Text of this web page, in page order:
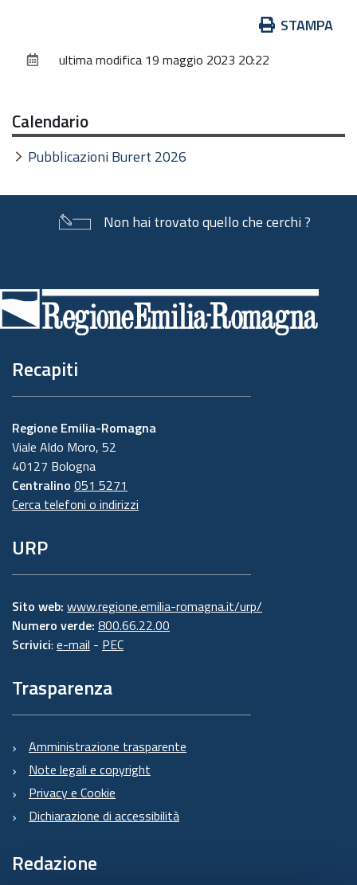
documento
STAMPA
ultima modifica 19 maggio 2023 20:22
Calendario
Pubblicazioni Burert 2026
Non hai trovato quello che cerchi ?
di
pagina
Recapiti
Regione Emilia-Romagna
Viale Aldo Moro, 52
40127 Bologna
Centralino 051 5271
Cerca telefoni o indirizzi
URP
Sito web: www.regione.emilia-romagna.it/urp/
Numero verde: 800.66.22.00
Scrivici: e-mail - PEC
Trasparenza
Amministrazione trasparente
Note legali e copyright
Privacy e Cookie
Dichiarazione di accessibilità
Redazione